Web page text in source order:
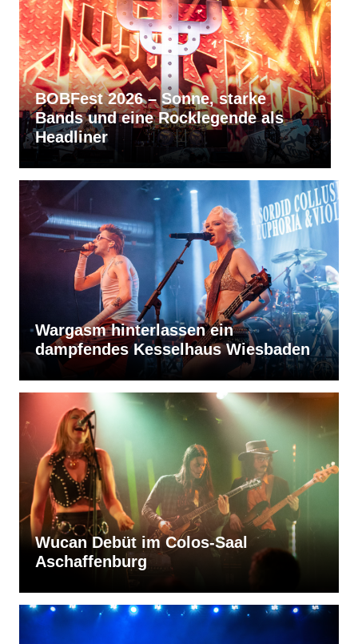
als
RVBang Festival 2026 – Balingen
bleibt die Metal-Hochburg des
Südens
Wargasm hinterlassen ein
dampfendes Kesselhaus Wiesbaden
Wucan Debüt im Colos-Saal
Aschaffenburg